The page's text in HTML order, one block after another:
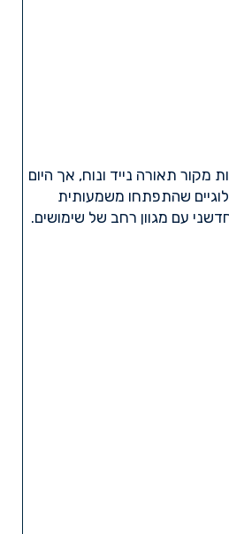
מקור תאורה נייד ונוח, אך היום
שהתפתחו משמעותית
עם מגוון רחב של שימושים.